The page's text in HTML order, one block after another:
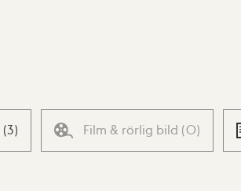
(3) Film & rörlig bild (0)